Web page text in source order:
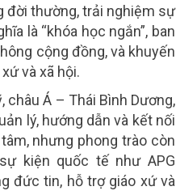
đời thường, trải nghiệm sự
là “khóa học ngắn”, ban
cộng đồng, và khuyến
và xã hội.
châu Á – Thái Bình Dương,
lý, hướng dẫn và kết nối
nhưng phong trào còn
kiện quốc tế như APG
đức tin, hỗ trợ giáo xứ và